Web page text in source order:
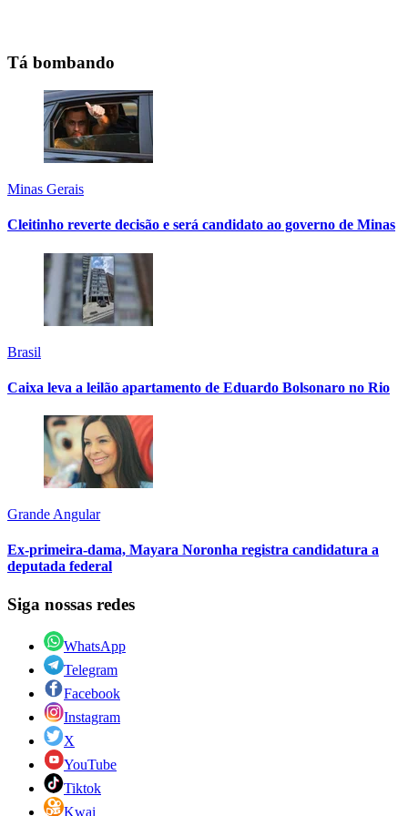
Tá bombando
Minas Gerais
Cleitinho reverte decisão e será candidato ao governo de Minas
Brasil
Caixa leva a leilão apartamento de Eduardo Bolsonaro no Rio
Grande Angular
Ex-primeira-dama, Mayara Noronha registra candidatura a
deputada federal
Siga nossas redes
WhatsApp
Telegram
Facebook
Instagram
X
YouTube
Tiktok
Kwai